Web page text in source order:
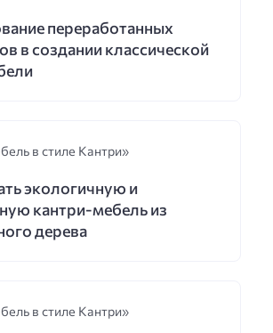
переработанных
в создании классической
в стиле Кантри»
экологичную и
кантри-мебель из
дерева
в стиле Кантри»